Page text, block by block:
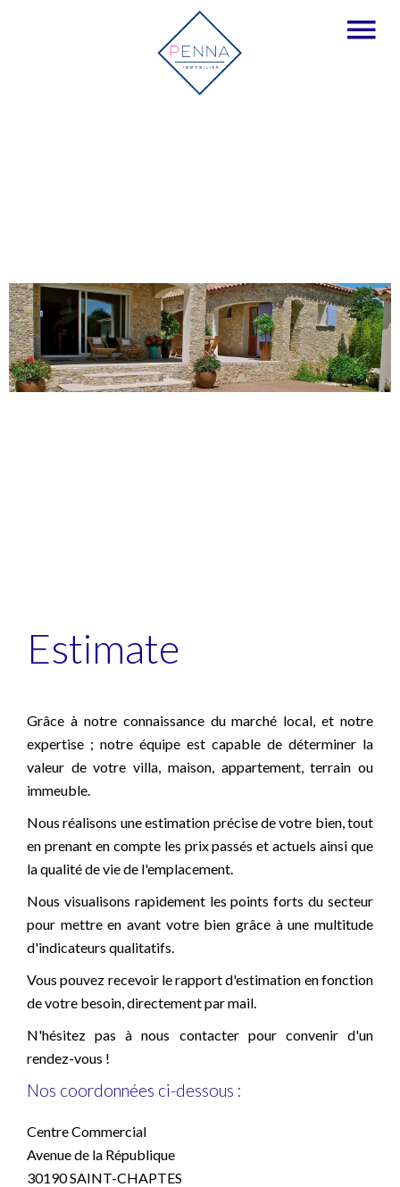
Estimate
Grâce à notre connaissance du marché local, et notre
expertise ; notre équipe est capable de déterminer la
valeur de votre villa, maison, appartement, terrain ou
immeuble.
Nous réalisons une estimation précise de votre bien, tout
en prenant en compte les prix passés et actuels ainsi que
la qualité de vie de l'emplacement.
Nous visualisons rapidement les points forts du secteur
pour mettre en avant votre bien grâce à une multitude
d'indicateurs qualitatifs.
Vous pouvez recevoir le rapport d'estimation en fonction
de votre besoin, directement par mail.
N'hésitez pas à nous contacter pour convenir d'un
rendez-vous !
Nos coordonnées ci-dessous :
Centre Commercial
Avenue de la République
30190 SAINT-CHAPTES